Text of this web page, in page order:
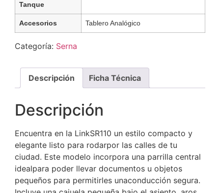
Tanque
Accesorios Tablero Analógico
Categoría: Serna
Descripción Ficha Técnica
Descripción
Encuentra en la LinkSR110 un estilo compacto y
elegante listo para rodarpor las calles de tu
ciudad. Este modelo incorpora una parrilla central
idealpara poder llevar documentos u objetos
pequeños para permitirles unaconducción segura.